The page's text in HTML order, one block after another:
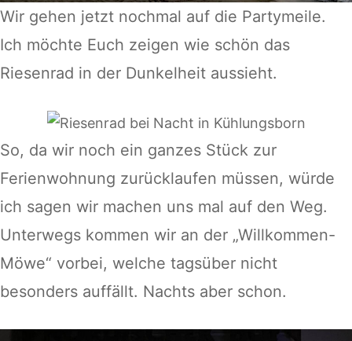
Wir gehen jetzt nochmal auf die Partymeile.
Ich möchte Euch zeigen wie schön das
Riesenrad in der Dunkelheit aussieht.
So, da wir noch ein ganzes Stück zur
Ferienwohnung zurücklaufen müssen, würde
ich sagen wir machen uns mal auf den Weg.
Unterwegs kommen wir an der „Willkommen-
Möwe“ vorbei, welche tagsüber nicht
besonders auffällt. Nachts aber schon.